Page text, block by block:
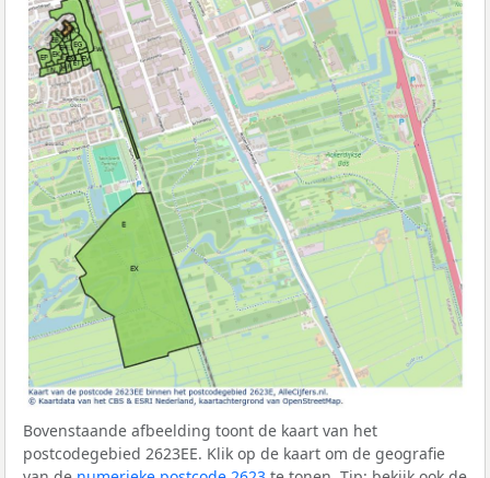
Bovenstaande afbeelding toont de kaart van het
postcodegebied 2623EE. Klik op de kaart om de geografie